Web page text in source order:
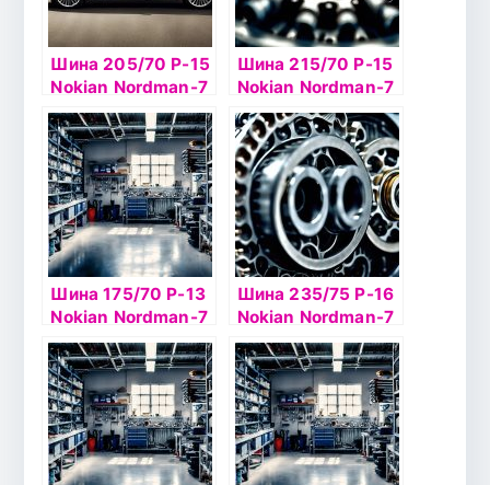
Шина 205/70 Р-15
Nokian Nordman-7
SUV 100T б/к ш
Шина 215/70 Р-15
Nokian Nordman-7
SUV 98T б/к ш
Шина 175/70 Р-13
Nokian Nordman-7
82T б/к шип
Шина 235/75 Р-16
Nokian Nordman-7
SUV 108T б/к ш